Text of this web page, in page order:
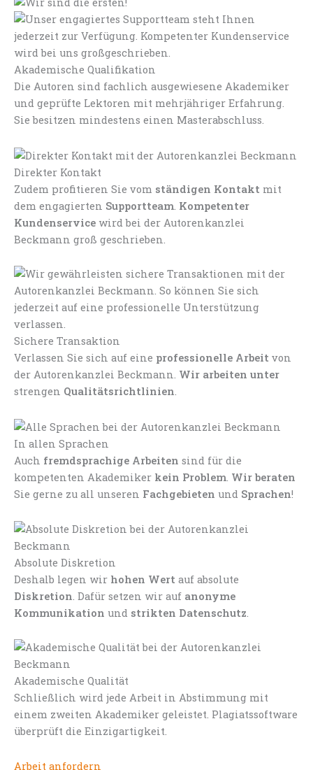
Akademische Qualifikation
Die Autoren sind fachlich ausgewiesene Akademiker
und geprüfte Lektoren mit mehrjähriger Erfahrung.
Sie besitzen mindestens einen Masterabschluss.
Direkter Kontakt
Zudem profitieren Sie vom ständigen Kontakt mit
dem engagierten Supportteam. Kompetenter
Kundenservice wird bei der Autorenkanzlei
Beckmann groß geschrieben.
Sichere Transaktion
Verlassen Sie sich auf eine professionelle Arbeit von
der Autorenkanzlei Beckmann. Wir arbeiten unter
strengen Qualitätsrichtlinien.
In allen Sprachen
Auch fremdsprachige Arbeiten sind für die
kompetenten Akademiker kein Problem. Wir beraten
Sie gerne zu all unseren Fachgebieten und Sprachen!
Absolute Diskretion
Deshalb legen wir hohen Wert auf absolute
Diskretion . Dafür setzen wir auf anonyme
Kommunikation und strikten Datenschutz
Akademische Qualität
Schließlich wird jede Arbeit in Abstimmung mit
einem zweiten Akademiker geleistet. Plagiatssoftware
überprüft die Einzigartigkeit.
Arbeit anfordern